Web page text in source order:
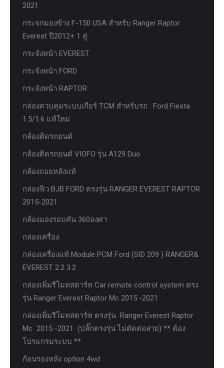
2021
กระจกมองข้าง F-150 USA สำหรับ Ranger Raptor
Everest ปี2012+ 1 คู่
กระจังหน้า EVEREST
กระจังหน้า FORD
กระจังหน้า RAPTOR
กล่องควบคุมระบบเกียร์ TCM สำหรับรถ : Ford Fiesta
1.5/1.6 แท้ใหม่
กล้องติดรถยนต์
กล้องติดรถยนต์ VIOFO รุ่น A129 Duo
กล้องถอยหลังแท้
กล่องฟิว BJB FORD ตรงรุ่น RANGER EVEREST RAPTOR
2015-2021
กล้องมองรอบคัน 360องศา
กล่องเครื่อง
กล่องเครื่องแท้ Module PCM Ford (SID 209 ) RANGER&
EVEREST 2.2 3.2
กล่องเพิ่มรีโมทสตาร์ท Car remote control system ตรง
รุ่น Ranger Everest Raptor Mc 2015 -2021
กล่องเพิ่มรีโมทสตาร์ท ตรงรุ่น Ranger Everest Raptor
Mc 2015 -2021 (ปลั๊กตรงรุ่น ไม่ตัดต่อสาย) ** ต้อง
โปรแกรมระบบ **
ก้อนรองหลัง option 4wd